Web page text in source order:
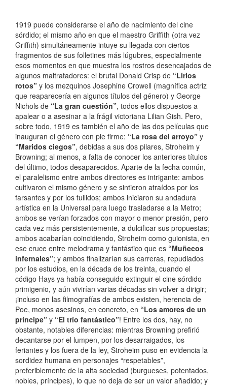
1919 puede considerarse el año de nacimiento del cine
sórdido; el mismo año en que el maestro Griffith (otra vez
Griffith) simultáneamente intuye su llegada con ciertos
fragmentos de sus folletines más lúgubres, especialmente
esos momentos en que muestra los rostros desencajados de
algunos maltratadores: el brutal Donald Crisp de “Lirios
rotos” y los mezquinos Josephine Crowell (magnífica actriz
que reaparecería en algunos títulos del género) y George
Nichols de “La gran cuestión”, todos ellos dispuestos a
apalear o a asesinar a la frágil victoriana Lilian Gish. Pero,
sobre todo, 1919 es también el año de las dos películas que
inauguran el género con pie firme: “La rosa del arroyo” y
“Maridos ciegos”, debidas a sus dos pilares, Stroheim y
Browning; al menos, a falta de conocer los anteriores títulos
del último, todos desaparecidos. Aparte de la fecha común,
el paralelismo entre ambos directores es intrigante: ambos
cultivaron el mismo género y se sintieron atraídos por los
farsantes y por los tullidos; ambos iniciaron su andadura
artística en la Universal para luego trasladarse a la Metro;
ambos se verían forzados con mayor o menor presión, pero
cada vez más persistentemente, a dulcificar sus propuestas;
ambos acabarían coincidiendo, Stroheim como guionista, en
ese cruce entre melodrama y fantástico que es “Muñecos
infernales”; y ambos finalizarían sus carreras, repudiados
por los estudios, en la década de los treinta, cuando el
código Hays ya había conseguido extinguir el cine sórdido
primigenio, y aún vivirían varias décadas sin volver a dirigir;
¡incluso en las filmografías de ambos existen, herencia de
Poe, monos asesinos, en concreto, en “Los amores de un
príncipe” y “El trío fantástico”! Entre los dos, hay, no
obstante, notables diferencias: mientras Browning prefirió
decantarse por el lumpen, por los desarraigados, los
feriantes y los fuera de la ley, Stroheim puso en evidencia la
sordidez humana en personajes “respetables”,
preferiblemente de la alta sociedad (burgueses, potentados,
nobles, príncipes), lo que no deja de ser un valor añadido; y